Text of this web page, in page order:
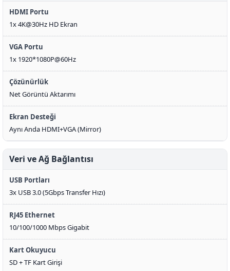
HDMI Portu
1x 4K@30Hz HD Ekran
VGA Portu
1x 1920*1080P@60Hz
Çözünürlük
Net Görüntü Aktarımı
Ekran Desteği
Aynı Anda HDMI+VGA (Mirror)
Veri ve Ağ Bağlantısı
USB Portları
3x USB 3.0 (5Gbps Transfer Hızı)
RJ45 Ethernet
10/100/1000 Mbps Gigabit
Kart Okuyucu
SD + TF Kart Girişi